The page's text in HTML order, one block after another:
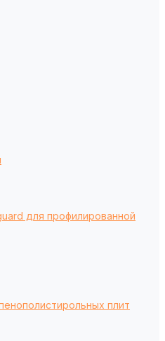
для профилированной
плит